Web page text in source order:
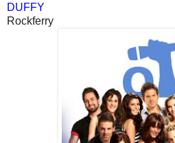
DUFFY
Rockferry